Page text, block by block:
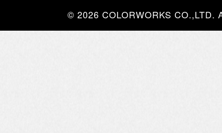
© 2026 COLORWORKS CO.,LTD.